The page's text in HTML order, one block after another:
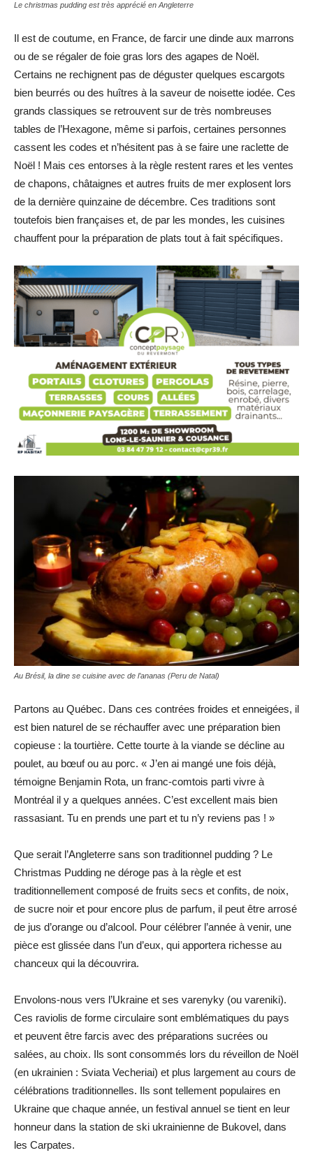
Le christmas pudding est très apprécié en Angleterre
Il est de coutume, en France, de farcir une dinde aux marrons
ou de se régaler de foie gras lors des agapes de Noël.
Certains ne rechignent pas de déguster quelques escargots
bien beurrés ou des huîtres à la saveur de noisette iodée. Ces
grands classiques se retrouvent sur de très nombreuses
tables de l’Hexagone, même si parfois, certaines personnes
cassent les codes et n’hésitent pas à se faire une raclette de
Noël ! Mais ces entorses à la règle restent rares et les ventes
de chapons, châtaignes et autres fruits de mer explosent lors
de la dernière quinzaine de décembre. Ces traditions sont
toutefois bien françaises et, de par les mondes, les cuisines
chauffent pour la préparation de plats tout à fait spécifiques.
Au Brésil, la dine se cuisine avec de l’ananas (Peru de Natal)
Partons au Québec. Dans ces contrées froides et enneigées, il
est bien naturel de se réchauffer avec une préparation bien
copieuse : la tourtière. Cette tourte à la viande se décline au
poulet, au bœuf ou au porc. « J’en ai mangé une fois déjà,
témoigne Benjamin Rota, un franc-comtois parti vivre à
Montréal il y a quelques années. C’est excellent mais bien
rassasiant. Tu en prends une part et tu n’y reviens pas ! »
Que serait l’Angleterre sans son traditionnel pudding ? Le
Christmas Pudding ne déroge pas à la règle et est
traditionnellement composé de fruits secs et confits, de noix,
de sucre noir et pour encore plus de parfum, il peut être arrosé
de jus d’orange ou d’alcool. Pour célébrer l’année à venir, une
pièce est glissée dans l’un d’eux, qui apportera richesse au
chanceux qui la découvrira.
Envolons-nous vers l’Ukraine et ses varenyky (ou vareniki).
Ces raviolis de forme circulaire sont emblématiques du pays
et peuvent être farcis avec des préparations sucrées ou
salées, au choix. Ils sont consommés lors du réveillon de Noël
(en ukrainien : Sviata Vecheriai) et plus largement au cours de
célébrations traditionnelles. Ils sont tellement populaires en
Ukraine que chaque année, un festival annuel se tient en leur
honneur dans la station de ski ukrainienne de Bukovel, dans
les Carpates.